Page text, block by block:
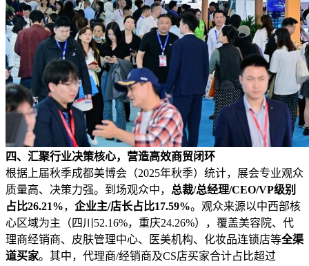
四、汇聚行业决策核心，营造高效商贸闭环
根据上届秋季成都美博会（2025年秋季）统计，展会专业观众
质量高、决策力强。到场观众中， 总裁/总经理/CEO/VP级别
占比26.21%， 企业主/店长占比17.59%。观众来源以中西部核
心区域为主（四川52.16%，重庆24.26%），覆盖美容院、代
理商经销商、皮肤管理中心、医美机构、化妆品连锁店等全渠
道买家。其中，代理商/经销商及CS店买家合计占比超过